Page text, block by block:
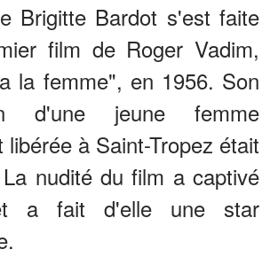
Brigitte Bardot s'est faite
film de Roger Vadim,
la femme", en 1956. Son
d'une jeune femme
libérée à Saint-Tropez était
nudité du film a captivé
a fait d'elle une star